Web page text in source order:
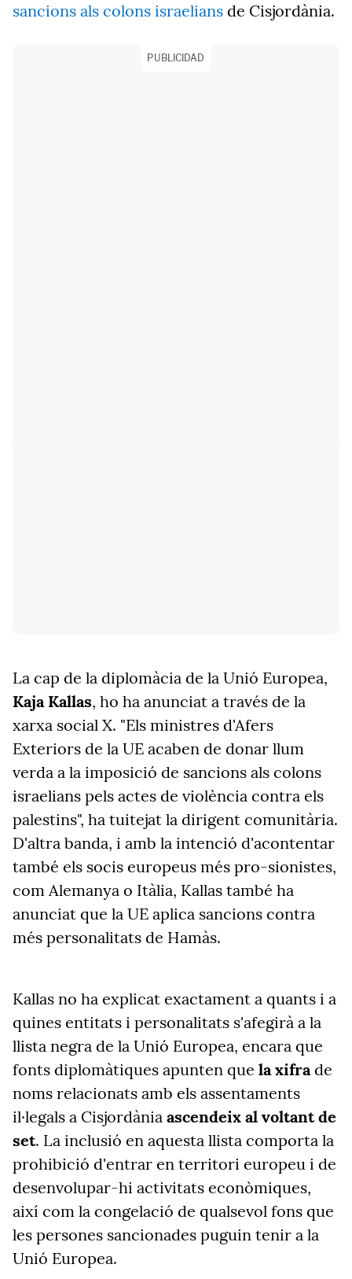
sancions als colons israelians de Cisjordània.
PUBLICIDAD
La cap de la diplomàcia de la Unió Europea,
Kaja Kallas, ho ha anunciat a través de la
xarxa social X. "Els ministres d'Afers
Exteriors de la UE acaben de donar llum
verda a la imposició de sancions als colons
israelians pels actes de violència contra els
palestins", ha tuitejat la dirigent comunitària.
D'altra banda, i amb la intenció d'acontentar
també els socis europeus més pro-sionistes,
com Alemanya o Itàlia, Kallas també ha
anunciat que la UE aplica sancions contra
més personalitats de Hamàs.
Kallas no ha explicat exactament a quants i a
quines entitats i personalitats s'afegirà a la
llista negra de la Unió Europea, encara que
fonts diplomàtiques apunten que la xifrade
noms relacionats amb els assentaments
il·legals a Cisjordània ascendeix al voltant de
set. La inclusió en aquesta llista comporta la
prohibició d'entrar en territori europeu i de
desenvolupar-hi activitats econòmiques,
així com la congelació de qualsevol fons que
les persones sancionades puguin tenir a la
Unió Europea.